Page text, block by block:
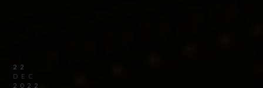
22
DEC
2022